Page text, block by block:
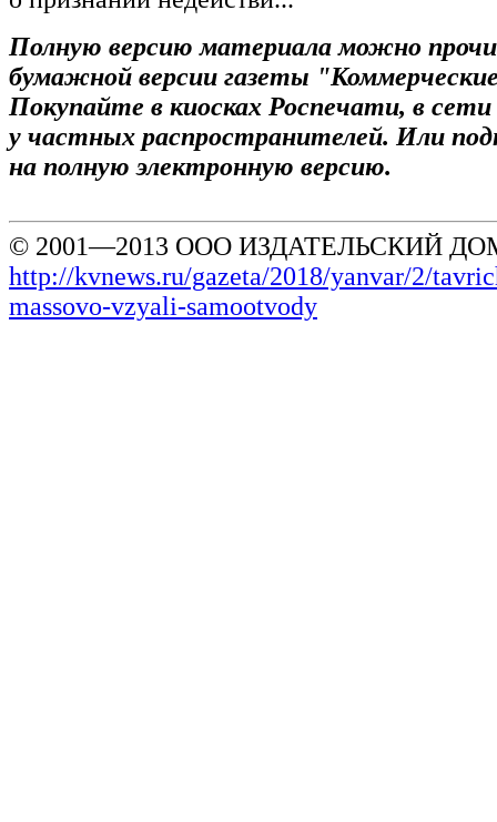
Полную версию материала можно
бумажной версии газеты
Покупайте в киосках Роспечати, в
у частных распространителей. Или
на полную электронную версию.
© 2001—2013 ООО ИЗДАТЕЛЬСКИЙ
http://kvnews.ru/gazeta/2018/yanvar/2/
massovo-vzyali-samootvody